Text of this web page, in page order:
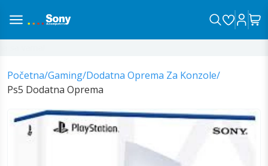
Početna/Gaming/Dodatna Oprema Za Konzole/
Ps5 Dodatna Oprema